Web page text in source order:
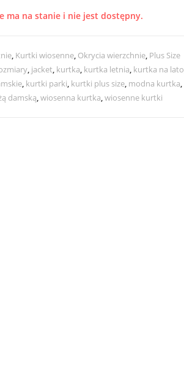
ma na stanie i nie jest dostępny.
, Kurtki wiosenne, Okrycia wierzchnie, Plus Size
, jacket, kurtka, kurtka letnia, kurtka na lato
, kurtki parki, kurtki plus size, modna kurtka,
damską,wiosenna kurtka,wiosenne kurtki